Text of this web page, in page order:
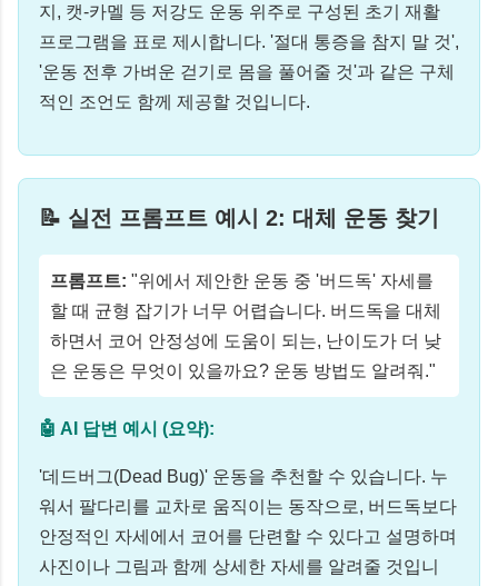
지, 캣-카멜 등 저강도 운동 위주로 구성된 초기 재활
프로그램을 표로 제시합니다. '절대 통증을 참지 말 것',
'운동 전후 가벼운 걷기로 몸을 풀어줄 것'과 같은 구체
적인 조언도 함께 제공할 것입니다.
📝 실전 프롬프트 예시 2: 대체 운동 찾기
프롬프트: "위에서 제안한 운동 중 '버드독' 자세를
할 때 균형 잡기가 너무 어렵습니다. 버드독을 대체
하면서 코어 안정성에 도움이 되는, 난이도가 더 낮
은 운동은 무엇이 있을까요? 운동 방법도 알려줘."
🤖 AI 답변 예시 (요약):
'데드버그(Dead Bug)' 운동을 추천할 수 있습니다. 누
워서 팔다리를 교차로 움직이는 동작으로, 버드독보다
안정적인 자세에서 코어를 단련할 수 있다고 설명하며
사진이나 그림과 함께 상세한 자세를 알려줄 것입니